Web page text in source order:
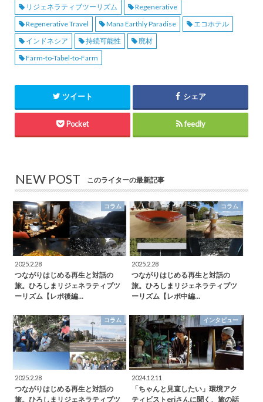
リジェネラティブツーリズム
Regenerative
Regenerative Travel
Mana Earthly Paradise
エコホテル
インドネシア
持続可能性
廃材
Farm-to-Tabel-to-Farm
ツイート シェア
Pocket feedly
NEW POST このライターの最新記事
コラム
2025.2.28
つながりはじめる再生と対話の
旅。ひろしまリジェネラティブツ
ーリズム【レポ後編…
コラム
2025.2.28
つながりはじめる再生と対話の
旅。ひろしまリジェネラティブツ
ーリズム【レポ中編…
コラム
2025.2.28
つながりはじめる再生と対話の
旅。ひろしまリジェネラティブツ
インタビュー
2024.12.11
「ちゃんと見直したい」環境アク
ティビストeriさんに聞く、旅の話